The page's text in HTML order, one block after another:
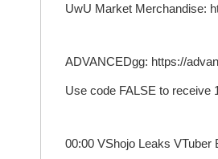
UwU Market Merchandise:
ADVANCEDgg: https://
Use code FALSE to receive
00:00 VShojo Leaks VTuber